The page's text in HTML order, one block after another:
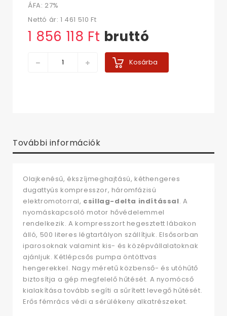
ÁFA: 27%
Nettó ár: 1 461 510 Ft‎
1 856 118 Ft‎ bruttó
Kosárba
További információk
Olajkenésű, ékszíjmeghajtású, kéthengeres
dugattyús kompresszor, háromfázisú
elektromotorral, csillag-delta indítással. A
nyomáskapcsoló motor hővédelemmel
rendelkezik. A kompresszort hegesztett lábakon
álló, 500 literes légtartályon szállítjuk. Elsősorban
iparosoknak valamint kis- és középvállalatoknak
ajánljuk. Kétlépcsős pumpa öntöttvas
hengerekkel. Nagy méretű közbenső- és utóhűtő
biztosítja a gép megfelelő hűtését. A nyomócső
kialakítása tovább segíti a sűrített levegő hűtését.
Erős fémrács védi a sérülékeny alkatrészeket.